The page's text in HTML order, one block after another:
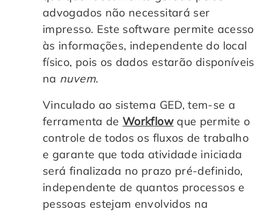
advogados não necessitará ser
impresso. Este software permite acesso
às informações, independente do local
físico, pois os dados estarão disponíveis
na nuvem.
Vinculado ao sistema GED, tem-se a
ferramenta deWorkflowque permite o
controle de todos os fluxos de trabalho
e garante que toda atividade iniciada
será finalizada no prazo pré-definido,
independente de quantos processos e
pessoas estejam envolvidos na